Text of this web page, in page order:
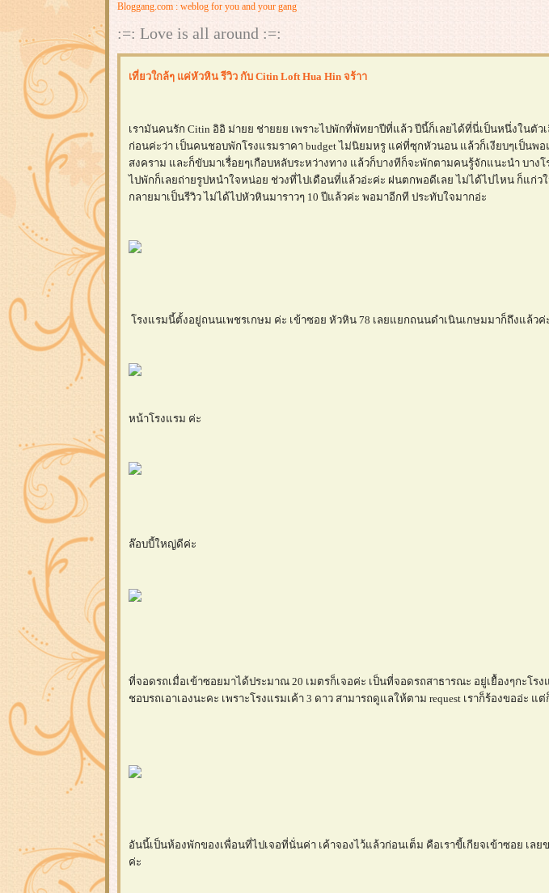
Bloggang.com : weblog for you and your gang
:=: Love is all around :=:
เที่ยวใกล้ๆ แค่หัวหิน รีวิว กับ Citin Loft Hua Hin จร้าา
เรามันคนรัก Citin อิอิ ม่ายย ช่ายยย เพราะไปพักที่พัทยาปีที่แล้ว ปีนี้ก็เลยได้ที่นี่เป็นหนึ่งในตัว
ก่อนค่ะว่า เป็นคนชอบพักโรงแรมราคา budget ไม่นิยมหรู แค่ที่ซุกหัวนอน แล้วก็เงียบๆเป็นพ
สงคราม และก็ขับมาเรื่อยๆเกือบหลับระหว่างทาง แล้วก็บางทีก็จะพักตามคนรู้จักแนะนำ บาง
ไปพักก็เลยถ่ายรูปหนำใจหน่อย ช่วงที่ไปเดือนที่แล้วอ่ะค่ะ ฝนตกพอดีเลย ไม่ได้ไปไหน ก็แก่
กลายมาเป็นรีวิว ไม่ได้ไปหัวหินมาราวๆ 10 ปีแล้วค่ะ พอมาอีกที ประทับใจมากอ่ะ
รงแรมนี้ตั้งอยู่ถนนเพชรเกษม ค่ะ เข้าซอย หัวหิน 78 เลยแยกถนนดำเนินเกษมมาก็ถึงแล้วค่
หน้าโรงแรม ค่ะ
ล๊อบบี้ใหญ่ดีค่ะ
ที่จอดรถเมื่อเข้าซอยมาได้ประมาณ 20 เมตรก็เจอค่ะ เป็นที่จอดรถสาธารณะ อยู่เยื้องๆกะโ
ชอบรถเอาเองนะคะ เพราะโรงแรมเค้า 3 ดาว สามารถดูแลให้ตาม request เราก็ร้องขออ่ะ แ
อันนี้เป็นห้องพักของเพื่อนที่ไปเจอที่นั่นค่า เค้าจองไว้แล้วก่อนเต็ม คือเราขี้เกียจเข้าซอย เ
ค่ะ